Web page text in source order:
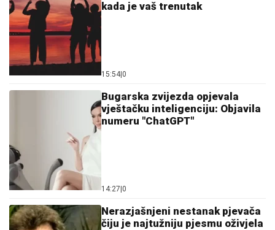
kada je vaš trenutak
15:54 0
Bugarska zvijezda opjevala
vještačku inteligenciju: Objavila
numeru "ChatGPT"
14:27 0
Nerazjašnjeni nestanak pjevača
čiju je najtužniju pjesmu oživjela